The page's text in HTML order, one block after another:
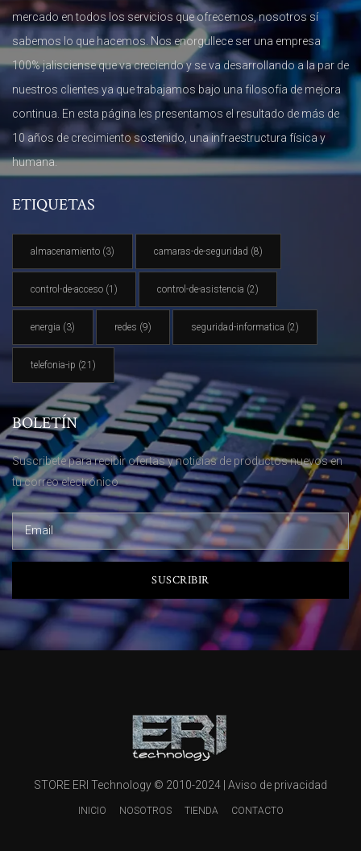
mercado en todos los servicios que ofrecemos, nosotros sí
sabemos lo que hacemos. Nos enorgullece ser una empresa
100% jalisciense que va creciendo y se va desarrollando a la par de
nuestros clientes ya que trabajamos bajo una filosofía de mejora
continua. En esta página les presentamos el resultado de más de
10 años de crecimiento sostenido, una infraestructura física y
humana.
ETIQUETAS
almacenamiento (3) camaras-de-seguridad (8)
control-de-acceso (1) control-de-asistencia (2)
energia (3) redes (9) seguridad-informatica (2)
telefonia-ip (21)
BOLETÍN
Suscribete para recibir ofertas y noticias de productos nuevos en
tu correo electrónico
SUSCRIBIR
STORE ERI Technology © 2010-2024 | Aviso de privacidad
INICIO NOSOTROS TIENDA CONTACTO